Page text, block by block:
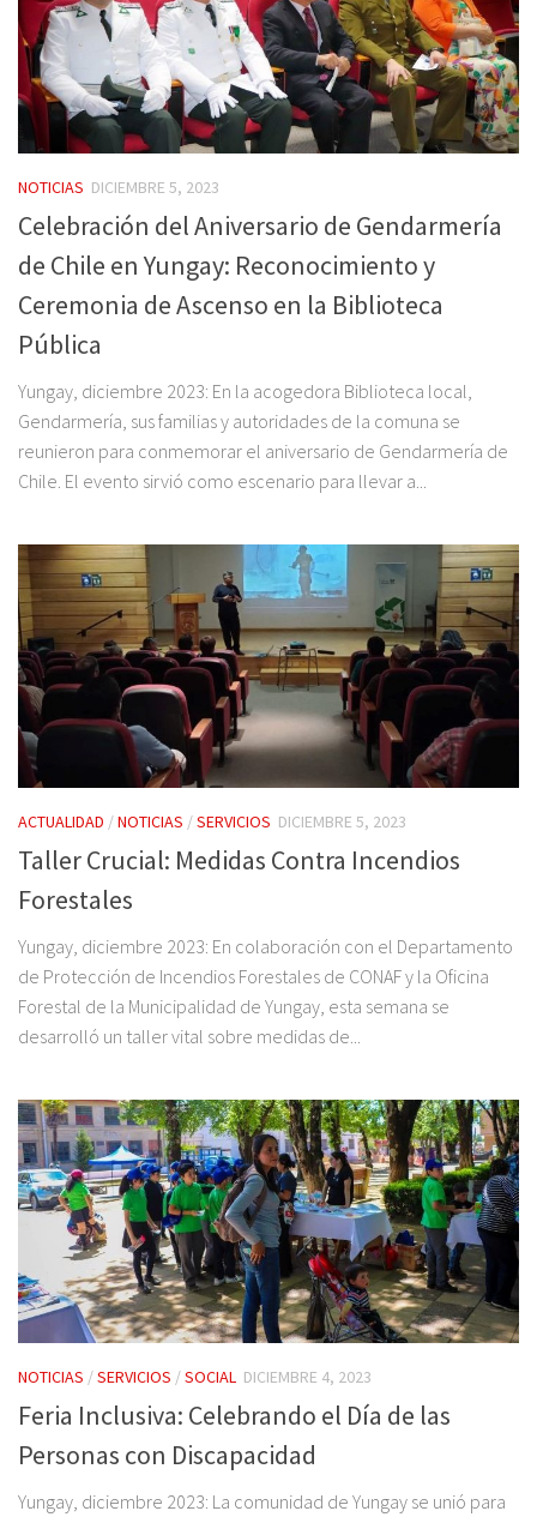
NOTICIAS DICIEMBRE 5, 2023
Celebración del Aniversario de Gendarmería
de Chile en Yungay: Reconocimiento y
Ceremonia de Ascenso en la Biblioteca
Pública
Yungay, diciembre 2023: En la acogedora Biblioteca local,
Gendarmería, sus familias y autoridades de la comuna se
reunieron para conmemorar el aniversario de Gendarmería de
Chile. El evento sirvió como escenario para llevar a...
ACTUALIDAD /NOTICIAS /SERVICIOS DICIEMBRE 5, 2023
Taller Crucial: Medidas Contra Incendios
Forestales
Yungay, diciembre 2023: En colaboración con el Departamento
de Protección de Incendios Forestales de CONAF y la Oficina
Forestal de la Municipalidad de Yungay, esta semana se
desarrolló un taller vital sobre medidas de...
NOTICIAS /SERVICIOS /SOCIAL DICIEMBRE 4, 2023
Feria Inclusiva: Celebrando el Día de las
Personas con Discapacidad
Yungay, diciembre 2023: La comunidad de Yungay se unió para